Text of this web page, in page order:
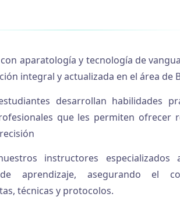
aparatología y tecnología de
integral y actualizada en el área de
desarrollan habilidades
que les permiten ofrecer
instructores especializados
aprendizaje, asegurando el
técnicas y protocolos.